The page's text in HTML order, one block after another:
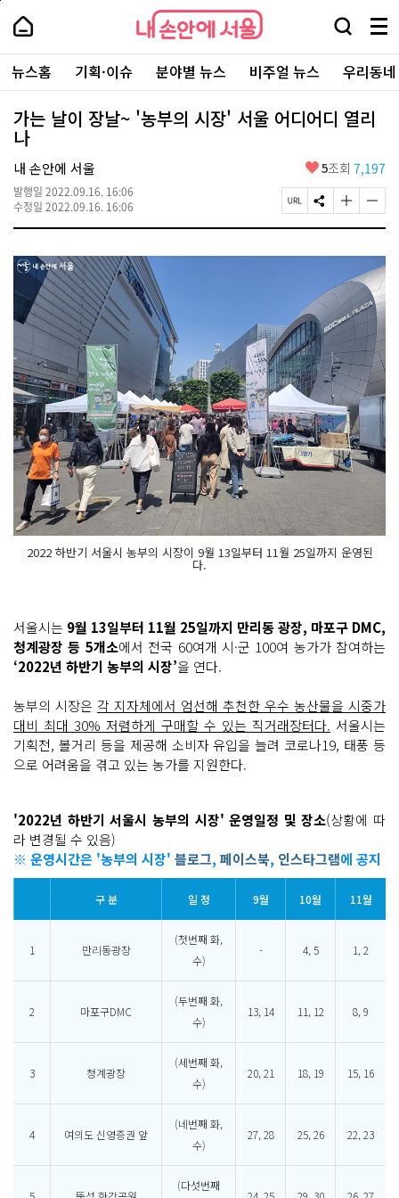
본
로
가
내
손
안
에
서
울
-
서
울
시
대
표
소
통
포
내
손
에
울
검
창
열
기
메
뉴
전
체
보
주
요
서
뉴스홈 기획·이슈 분야별 뉴스 비주얼 뉴스 우리동
가는 날이 장날~ '농부의 시장' 서울 어디어디 열리
나
내 손안에 서울
발행일 2022.09.16. 16:06
수정일 2022.09.16. 16:06
좋
요
5조회 7,197
페
이
U
사
S
N
공
하
기
글
자
기
게
변
경
하
기
글
자
기
작
게
변
경
하
기
2022 하반기 서울시 농부의 시장이 9월 13일부터 11월 25일까지 운영된
다.
서울시는 9월 13일부터 11월 25일까지 만리동 광장, 마포구 DMC,
청계광장 등 5개소에서 전국 60여개 시·군 100여 농가가 참여하는
‘2022년 하반기 농부의 시장’을 연다.
농부의 시장은 각 지자체에서 엄선해 추천한 우수 농산물을 시중가
대비 최대 30% 저렴하게 구매할 수 있는 직거래장터다. 서울시는
기획전, 볼거리 등을 제공해 소비자 유입을 늘려 코로나19, 태풍 등
으로 어려움을 겪고 있는 농가를 지원한다.
'2022년 하반기 서울시 농부의 시장' 운영일정 및 장소(상황에 따
라 변경될 수 있음)
※ 운영시간은 '농부의 시장' 블로그, 페이스북, 인스타그램에 공지
구 분 일 정 9월 10월 11월
1 만리동광장
(첫번째 화,
수)
- 4, 5 1, 2
2 마포구DMC
(두번째 화,
수)
13, 14 11, 12 8, 9
3 청계광장
(세번째 화,
수)
20, 21 18, 19 15, 16
4 여의도 신영증권 앞
(네번째 화,
수)
27, 28 25, 26 22, 23
(다섯번째
페
상
단
로